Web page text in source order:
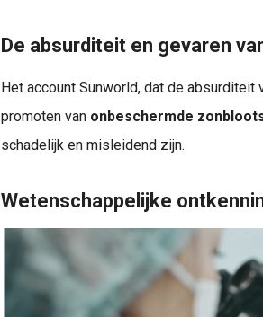
De absurditeit en gevaren
Het account Sunworld, dat de absurditeit
promoten van onbeschermde
schadelijk en misleidend zijn.
Wetenschappelijke